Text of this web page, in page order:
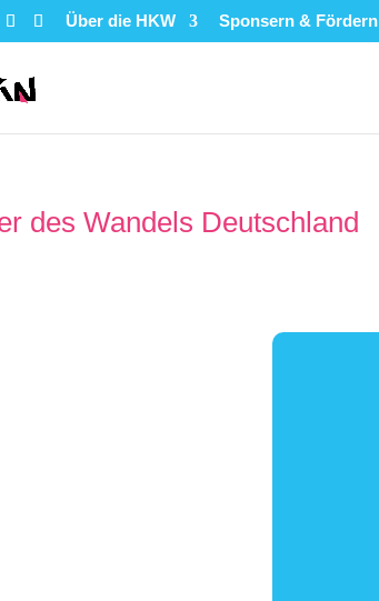
Über die HKW Sponsern & Fördern
des Wandels Deutschland